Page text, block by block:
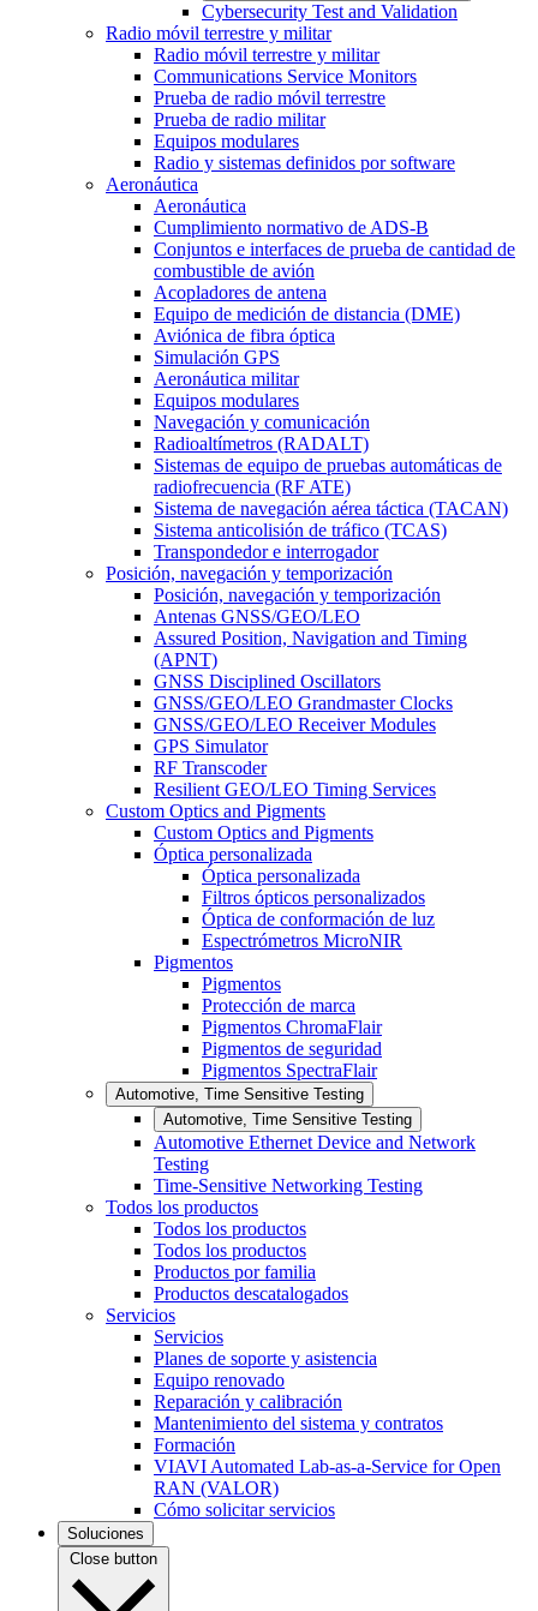
Cybersecurity Test and Validation
Radio móvil terrestre y militar
Radio móvil terrestre y militar
Communications Service Monitors
Prueba de radio móvil terrestre
Prueba de radio militar
Equipos modulares
Radio y sistemas definidos por software
Aeronáutica
Aeronáutica
Cumplimiento normativo de ADS-B
Conjuntos e interfaces de prueba de cantidad de
combustible de avión
Acopladores de antena
Equipo de medición de distancia (DME)
Aviónica de fibra óptica
Simulación GPS
Aeronáutica militar
Equipos modulares
Navegación y comunicación
Radioaltímetros (RADALT)
Sistemas de equipo de pruebas automáticas de
radiofrecuencia (RF ATE)
Sistema de navegación aérea táctica (TACAN)
Sistema anticolisión de tráfico (TCAS)
Transpondedor e interrogador
Posición, navegación y temporización
Posición, navegación y temporización
Antenas GNSS/GEO/LEO
Assured Position, Navigation and Timing
(APNT)
GNSS Disciplined Oscillators
GNSS/GEO/LEO Grandmaster Clocks
GNSS/GEO/LEO Receiver Modules
GPS Simulator
RF Transcoder
Resilient GEO/LEO Timing Services
Custom Optics and Pigments
Custom Optics and Pigments
Óptica personalizada
Óptica personalizada
Filtros ópticos personalizados
Óptica de conformación de luz
Espectrómetros MicroNIR
Pigmentos
Pigmentos
Protección de marca
Pigmentos ChromaFlair
Pigmentos de seguridad
Pigmentos SpectraFlair
Automotive, Time Sensitive Testing
Automotive, Time Sensitive Testing
Automotive Ethernet Device and Network
Testing
Time-Sensitive Networking Testing
Todos los productos
Todos los productos
Todos los productos
Productos por familia
Productos descatalogados
Servicios
Servicios
Planes de soporte y asistencia
Equipo renovado
Reparación y calibración
Mantenimiento del sistema y contratos
Formación
VIAVI Automated Lab-as-a-Service for Open
RAN (VALOR)
Cómo solicitar servicios
Soluciones
Close button